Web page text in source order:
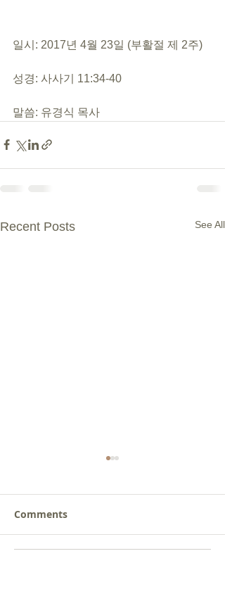
일시: 2017년 4월 23일 (부활절 제 2주)
성경: 사사기 11:34-40
말씀: 유경식 목사
Recent Posts See All
Comments